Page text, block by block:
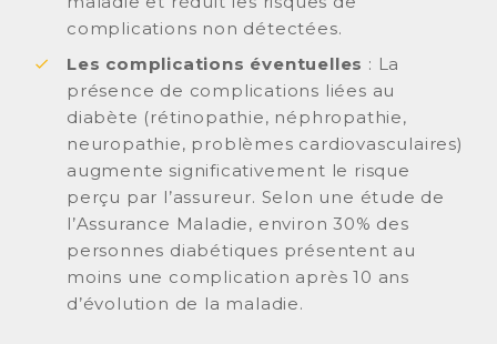
complications non détectées.
Les complications éventuelles : La
présence de complications liées au
diabète (rétinopathie, néphropathie,
neuropathie, problèmes cardiovasculaires)
augmente significativement le risque
perçu par l’assureur. Selon une étude de
l’Assurance Maladie, environ 30% des
personnes diabétiques présentent au
moins une complication après 10 ans
d’évolution de la maladie.